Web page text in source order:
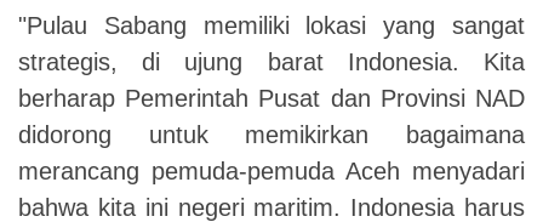
"Pulau Sabang memiliki lokasi yang sangat
strategis, di ujung barat Indonesia. Kita
berharap Pemerintah Pusat dan Provinsi NAD
didorong untuk memikirkan bagaimana
merancang pemuda-pemuda Aceh menyadari
bahwa kita ini negeri maritim. Indonesia harus